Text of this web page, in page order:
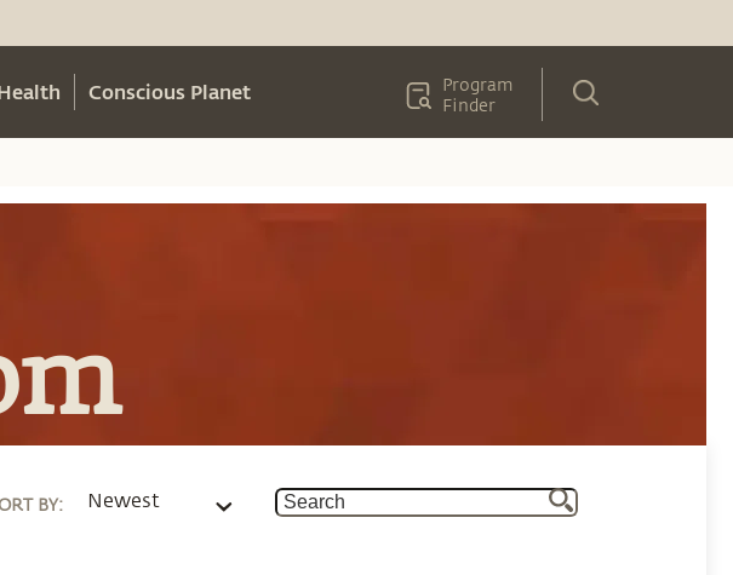
Conscious Planet
Program
Finder
BY: Newest